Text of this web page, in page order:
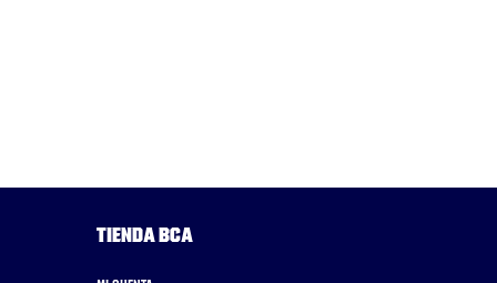
Tienda BCA